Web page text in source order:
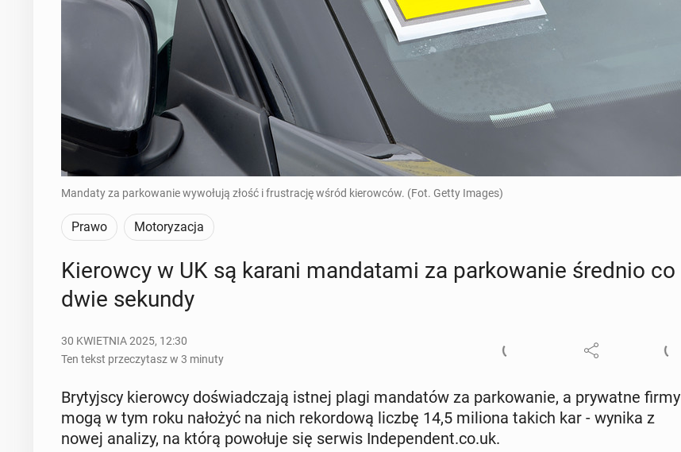
Mandaty za parkowanie wywołują złość i frustrację wśród kierowców. (Fot. Getty Images)
Prawo Motoryzacja
Kie­row­cy w UK są karani man­da­ta­mi za par­ko­wa­nie średnio co
dwie sekundy
30 KWIETNIA 2025, 12:30
Ten tekst przeczytasz w 3 minuty
Bry­tyj­scy kie­row­cy do­świad­cza­ją istnej plagi man­da­tów za par­ko­wa­nie, a pry­wat­ne firmy
mogą w tym roku nałożyć na nich re­kor­do­wą liczbę 14,5 miliona takich kar - wynika z
nowej analizy, na którą po­wo­łu­je się serwis In­de­pen­dent.co.uk.